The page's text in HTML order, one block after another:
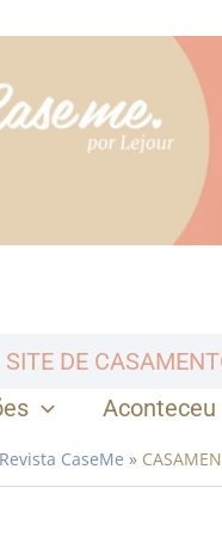
SITE DE
Aconteceu
Revista CaseMe »